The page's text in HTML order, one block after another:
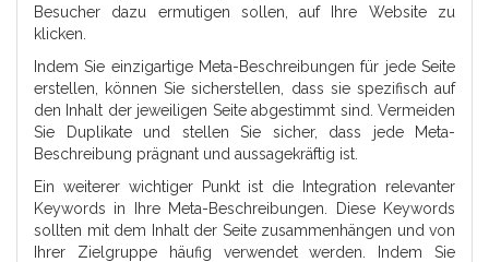
Besucher dazu ermutigen sollen, auf Ihre Website zu
klicken.
Indem Sie einzigartige Meta-Beschreibungen für jede Seite
erstellen, können Sie sicherstellen, dass sie spezifisch auf
den Inhalt der jeweiligen Seite abgestimmt sind. Vermeiden
Sie Duplikate und stellen Sie sicher, dass jede Meta-
Beschreibung prägnant und aussagekräftig ist.
Ein weiterer wichtiger Punkt ist die Integration relevanter
Keywords in Ihre Meta-Beschreibungen. Diese Keywords
sollten mit dem Inhalt der Seite zusammenhängen und von
Ihrer Zielgruppe häufig verwendet werden. Indem Sie